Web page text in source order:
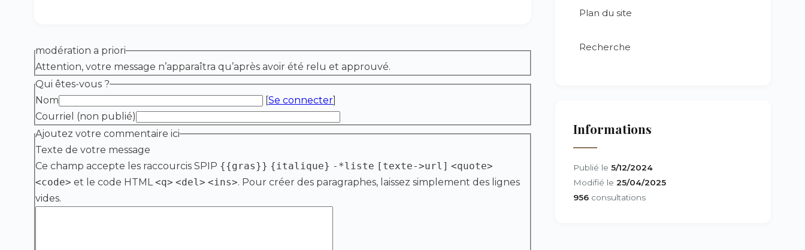
modération a priori
Attention, votre message n’apparaîtra qu’après avoir été relu et approuvé.
Qui êtes-vous ?
Nom
[Se connecter]
Courriel (non publié)
Ajoutez votre commentaire ici
Texte de votre message
Ce champ accepte les raccourcis SPIP {{gras}} {italique} -*liste [texte->url] <quote>
<code> et le code HTML<q> <del> <ins>. Pour créer des paragraphes, laissez simplement des lignes
vides.
Plan du site
Recherche
Informations
Publié le 5/12/2024
Modifié le 25/04/2025
956 consultations